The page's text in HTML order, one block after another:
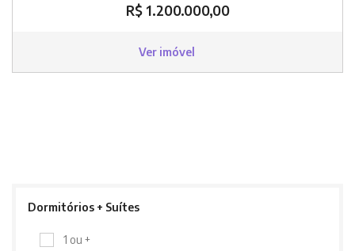
R$ 1.200.000,00
Ver imóvel
Dormitórios + Suítes
1 ou +